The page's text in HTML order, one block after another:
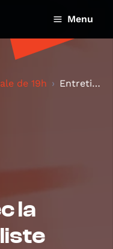
Menu
de 19h Entretien avec la photo-journaliste Karine Pierre...
la